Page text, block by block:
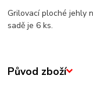
Grilovací ploché jehly
sadě je 6 ks.
Původ zboží